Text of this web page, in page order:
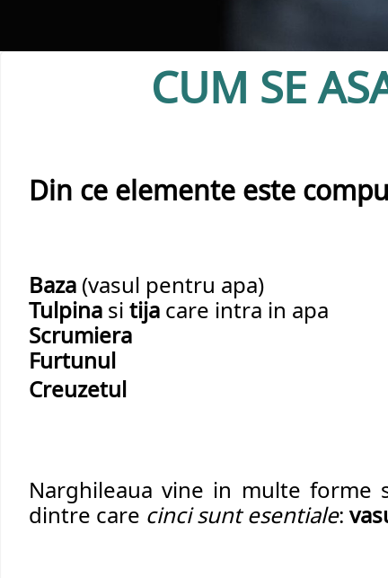
CUM SE
Din ce elemente este
Baza (vasul pentru apa)
Tulpina si tija care intra in apa
Scrumiera
Furtunul
Creuzetul
Narghileaua vine in multe
dintre care cinci sunt esentiale: